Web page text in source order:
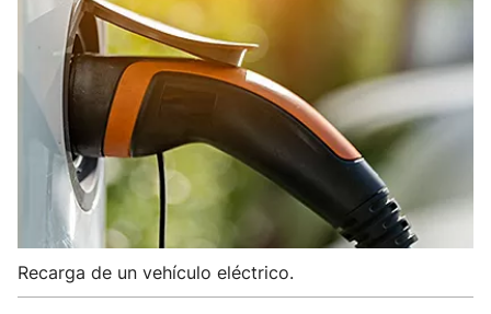
Recarga de un vehículo eléctrico.